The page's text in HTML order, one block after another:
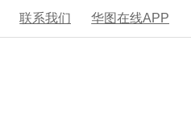
联系我们 华图在线APP